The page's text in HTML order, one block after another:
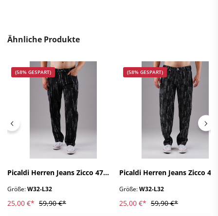
Ähnliche Produkte
(58% GESPART)
Picaldi Herren Jeans Zicco 472
L32
Größe:W32-L32
25,00 €* 59,90 €*
(58% GESPART)
Picaldi Herren Jeans Zicco
L32
Größe:W32-L32
25,00 €* 59,90 €*